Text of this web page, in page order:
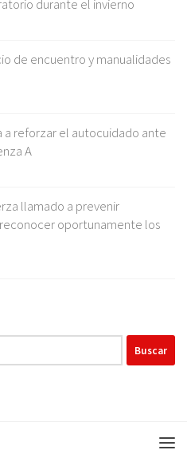
durante el invierno
de encuentro y manualidades
reforzar el autocuidado ante
A
llamado a prevenir
oportunamente los